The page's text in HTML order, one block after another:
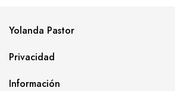
Yolanda Pastor
Privacidad
Información